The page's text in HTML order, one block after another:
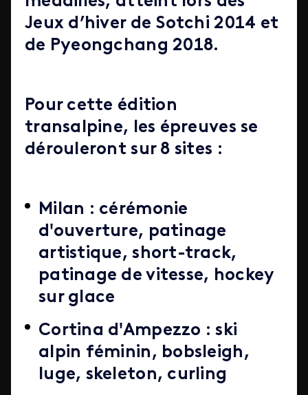
Jeux d’hiver de Sotchi 2014 et
de Pyeongchang 2018.
Pour cette édition
transalpine, les épreuves se
dérouleront sur 8 sites :
Milan : cérémonie
d'ouverture, patinage
artistique, short-track,
patinage de vitesse, hockey
sur glace
Cortina d'Ampezzo : ski
alpin féminin, bobsleigh,
luge, skeleton, curling